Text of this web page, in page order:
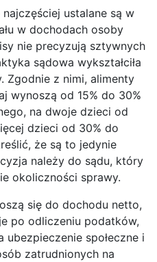
ustalane są w
w dochodach osoby
nie precyzują sztywnych
sądowa wykształciła
Zgodnie z nimi, alimenty
wynoszą od 15% do 30%
na dwoje dzieci od
dzieci od 30% do
że są to jedynie
należy do sądu, który
okoliczności sprawy.
się do dochodu netto,
po odliczeniu podatków,
ubezpieczenie społeczne i
zatrudnionych na